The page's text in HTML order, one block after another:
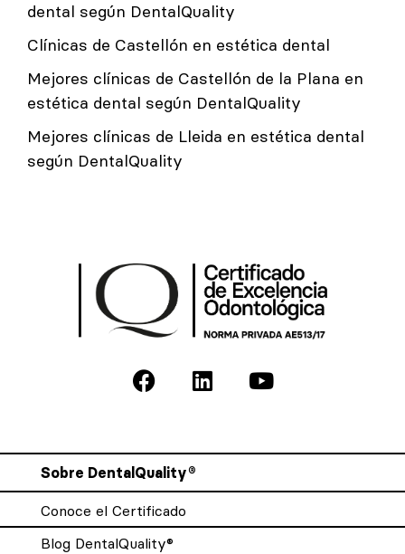
dental según DentalQuality
Clínicas de Castellón en estética dental
Mejores clínicas de Castellón de la Plana en
estética dental según DentalQuality
Mejores clínicas de Lleida en estética dental
según DentalQuality
Sobre DentalQuality®
Conoce el Certificado
Blog DentalQuality®